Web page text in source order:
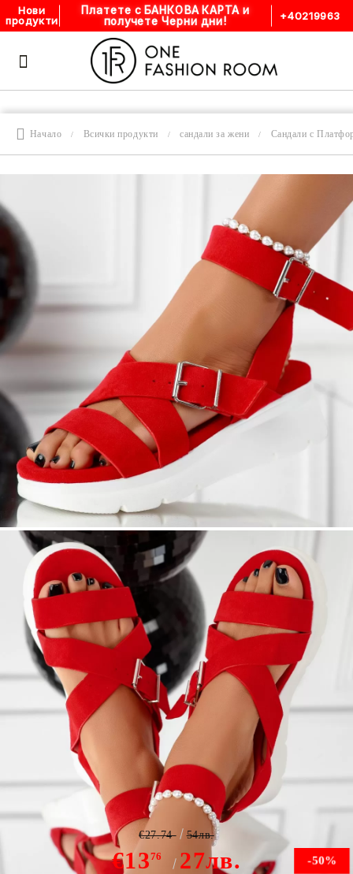
Нови
продукти
Платете с БАНКОВА КАРТА и
получете Черни дни!
+40219963
Начало Всички продукти сандали за жени Сандали с
Дамски сандали на платформа Carol домати #11371
-50%
€1376 27лв.
€27.74 54лв.